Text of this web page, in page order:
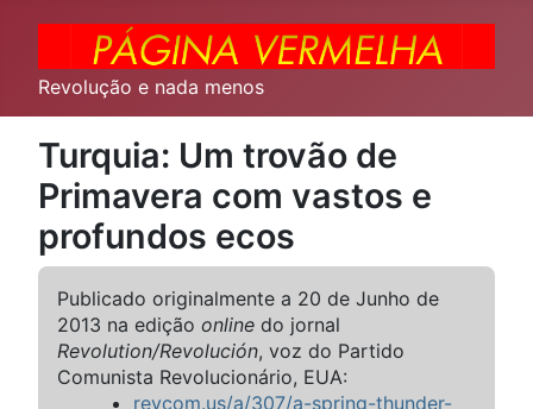
Revolução e nada menos
Turquia: Um trovão de
Primavera com vastos e
profundos ecos
Publicado originalmente a 20 de Junho de
2013 na edição online do jornal
Revolution/Revolución, voz do Partido
Comunista Revolucionário, EUA:
revcom.us/a/307/a-spring-thunder-